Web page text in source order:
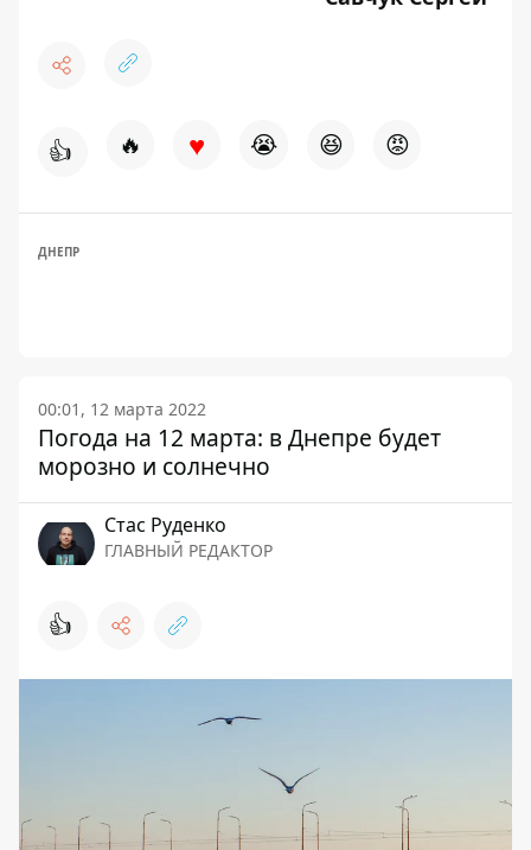
👍 🔥 ♥ 😭 😆 😡
ДНЕПР
00:01, 12 марта 2022
Погода на 12 марта: в Днепре будет
морозно и солнечно
Стаc Руденко
ГЛАВНЫЙ РЕДАКТОР
👍